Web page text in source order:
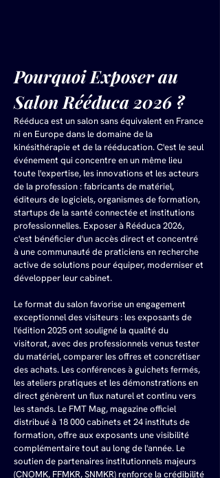
Pourquoi Exposer au
Salon Rééduca 2026 ?
Rééduca est un salon sans équivalent en France
ni en Europe dans le domaine de la
kinésithérapie et de la rééducation. C'est le seul
événement qui concentre en un même lieu
toute l'expertise, les innovations et les acteurs
de la profession : fabricants de matériel,
éditeurs de logiciels, organismes de formation,
startups de la santé connectée et institutions
professionnelles. Exposer à Rééduca 2026,
c'est bénéficier d'un accès direct et concentré
à une communauté de praticiens en recherche
active de solutions pour équiper, moderniser et
développer leur cabinet.
Le format du salon favorise un engagement
exceptionnel des visiteurs : les exposants de
l'édition 2025 ont souligné la qualité du
visitorat, avec des professionnels venus tester
du matériel, comparer les offres et concrétiser
des achats. Les conférences à guichets fermés,
les ateliers pratiques et les démonstrations en
direct génèrent un flux naturel et continu vers
les stands. Le FMT Mag, magazine officiel
distribué à 18 000 cabinets et 24 instituts de
formation, offre aux exposants une visibilité
complémentaire tout au long de l'année. Le
soutien de partenaires institutionnels majeurs
(CNOMK, FFMKR, SNMKR) renforce la crédibilité